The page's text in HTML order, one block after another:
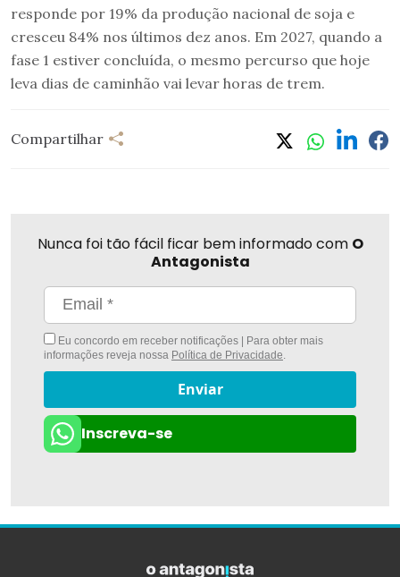
responde por 19% da produção nacional de soja e
cresceu 84% nos últimos dez anos. Em 2027, quando a
fase 1 estiver concluída, o mesmo percurso que hoje
leva dias de caminhão vai levar horas de trem.
Compartilhar
Nunca foi tão fácil ficar bem informado com O
Antagonista
Eu concordo em receber notificações | Para obter mais
informações reveja nossa Política de Privacidade
Enviar
Inscreva-se